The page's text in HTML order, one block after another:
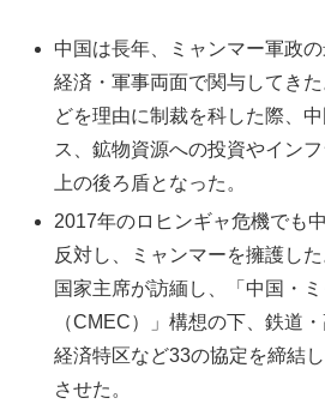
中国は長年、ミャンマー軍政
経済・軍事両面で関与してき
どを理由に制裁を科した際、
ス、鉱物資源への投資やイン
上の後ろ盾となった。​
2017年のロヒンギャ危機でも
反対し、ミャンマーを擁護し
国家主席が訪緬し、「中国・
（CMEC）」構想の下、鉄道
経済特区など33の協定を締結
させた。​